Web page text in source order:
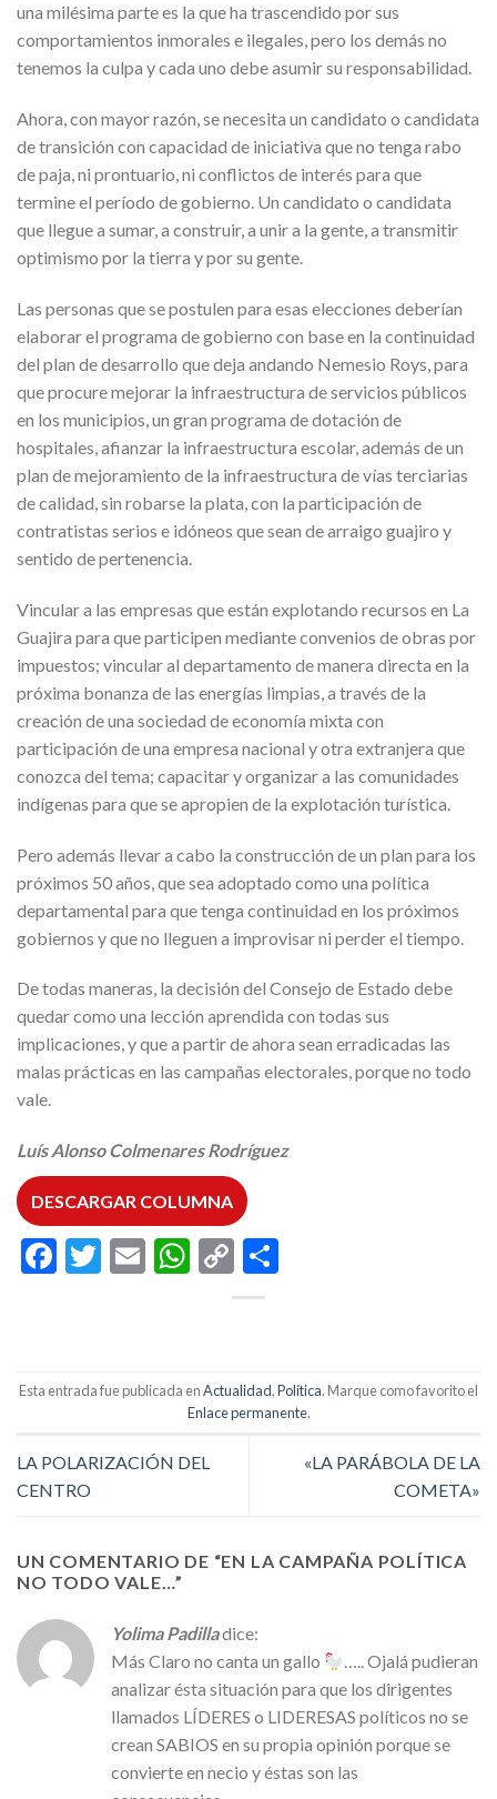
una milésima parte es la que ha trascendido por sus
comportamientos inmorales e ilegales, pero los demás no
tenemos la culpa y cada uno debe asumir su responsabilidad.
Ahora, con mayor razón, se necesita un candidato o candidata
de transición con capacidad de iniciativa que no tenga rabo
de paja, ni prontuario, ni conflictos de interés para que
termine el período de gobierno. Un candidato o candidata
que llegue a sumar, a construir, a unir a la gente, a transmitir
optimismo por la tierra y por su gente.
Las personas que se postulen para esas elecciones deberían
elaborar el programa de gobierno con base en la continuidad
del plan de desarrollo que deja andando Nemesio Roys, para
que procure mejorar la infraestructura de servicios públicos
en los municipios, un gran programa de dotación de
hospitales, afianzar la infraestructura escolar, además de un
plan de mejoramiento de la infraestructura de vías terciarias
de calidad, sin robarse la plata, con la participación de
contratistas serios e idóneos que sean de arraigo guajiro y
sentido de pertenencia.
Vincular a las empresas que están explotando recursos en La
Guajira para que participen mediante convenios de obras por
impuestos; vincular al departamento de manera directa en la
próxima bonanza de las energías limpias, a través de la
creación de una sociedad de economía mixta con
participación de una empresa nacional y otra extranjera que
conozca del tema; capacitar y organizar a las comunidades
indígenas para que se apropien de la explotación turística.
Pero además llevar a cabo la construcción de un plan para los
próximos 50 años, que sea adoptado como una política
departamental para que tenga continuidad en los próximos
gobiernos y que no lleguen a improvisar ni perder el tiempo.
De todas maneras, la decisión del Consejo de Estado debe
quedar como una lección aprendida con todas sus
implicaciones, y que a partir de ahora sean erradicadas las
malas prácticas en las campañas electorales, porque no todo
vale.
Luís Alonso Colmenares Rodríguez
DESCARGAR COLUMNA
Facebook
Twitter
EmailWhatsApp
Copy
Link
Esta entrada fue publicada enActualidad,Política. Marque como favorito el
Enlace permanente.
LA POLARIZACIÓN DEL
CENTRO
«LA PARÁBOLA DE LA
COMETA»
UN COMENTARIO DE “EN LA CAMPAÑA POLÍTICA
NO TODO VALE…”
Yolima Padilladice:
Más Claro no canta un gallo
….. Ojalá pudieran
analizar ésta situación para que los dirigentes
llamados LÍDERES o LIDERESAS políticos no se
crean SABIOS en su propia opinión porque se
convierte en necio y éstas son las